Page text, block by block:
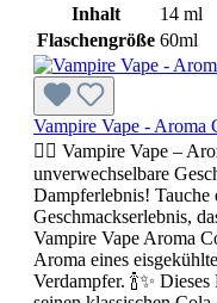
Inhalt
14 ml
Flaschengröße 60ml
Vampire Vape - Aroma
🧛‍♂️ Vampire Vape –
unverwechselbare
Dampferlebnis! Tauche
Geschmackserlebnis,
Vampire Vape Aroma
Aroma eines
Verdampfer. 🍾✨